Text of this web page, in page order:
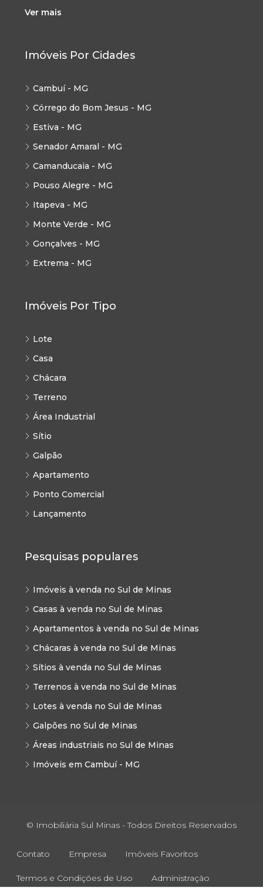
Ver mais
Imóveis Por Cidades
Cambuí - MG
Córrego do Bom Jesus - MG
Estiva - MG
Senador Amaral - MG
Camanducaia - MG
Pouso Alegre - MG
Itapeva - MG
Monte Verde - MG
Gonçalves - MG
Extrema - MG
Imóveis Por Tipo
Lote
Casa
Chácara
Terreno
Área Industrial
Sítio
Galpão
Apartamento
Ponto Comercial
Lançamento
Pesquisas populares
Imóveis à venda no Sul de Minas
Casas à venda no Sul de Minas
Apartamentos à venda no Sul de Minas
Chácaras à venda no Sul de Minas
Sítios à venda no Sul de Minas
Terrenos à venda no Sul de Minas
Lotes à venda no Sul de Minas
Galpões no Sul de Minas
Áreas industriais no Sul de Minas
Imóveis em Cambuí - MG
© Imobiliária Sul Minas - Todos Direitos Reservados
Contato Empresa Imóveis Favoritos
Termos e Condições de Uso Administração